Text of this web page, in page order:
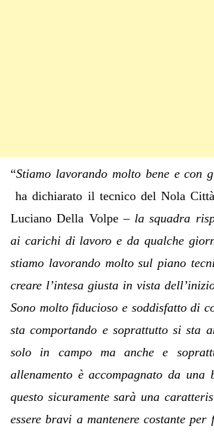
“Stiamo lavorando molto bene e con
ha dichiarato il tecnico del Nola
Luciano Della Volpe– la squadra
ai carichi di lavoro e da qualche
stiamo lavorando molto sul piano
creare l’intesa giusta in vista
Sono molto fiducioso e soddisfatto di
sta comportando e soprattutto si sta
solo in campo ma anche e
allenamento è accompagnato da una
questo sicuramente sarà una
essere bravi a mantenere costante per